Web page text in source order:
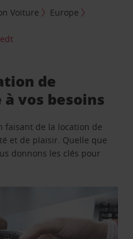
Voiture
Europe
de
vos besoins
faisant de la location de
et de plaisir. Quelle que
donnons les clés pour